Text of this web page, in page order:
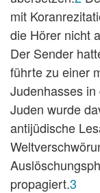
mit
die Hörer nicht
Der Sender
führte zu einer
Judenhasses
Juden wurde
antijüdische
propagiert.3